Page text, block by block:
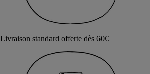
Livraison standard offerte dès 60€